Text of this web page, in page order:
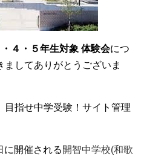
４・５年生対象 体験会につ
してありがとうございま
目指せ中学受験！サイト管理
に開催される 開智中学校(和歌